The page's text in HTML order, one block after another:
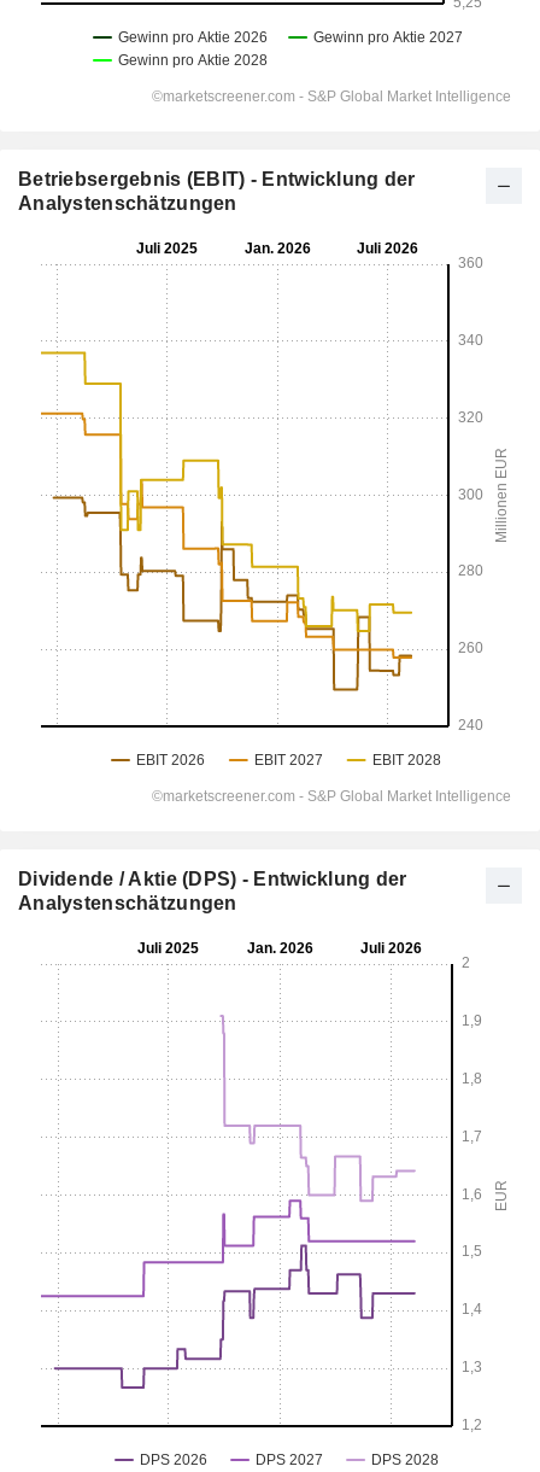
Betriebsergebnis (EBIT) - Entwicklung der
Analystenschätzungen
Dividende / Aktie (DPS) - Entwicklung der
Analystenschätzungen